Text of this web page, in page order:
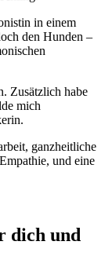
in einem
den Hunden –
Zusätzlich habe
mich
ganzheitliche
und eine
dich und